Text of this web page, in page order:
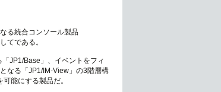
る統合コンソール製品
てである。
JP1/Base」、イベントをフィ
なる「JP1/IM-View」の3階層構
能にする製品だ。